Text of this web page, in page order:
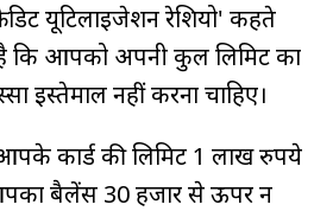
यूटिलाइजेशन रेशियो' कहते
है कि आपको अपनी कुल लिमिट का
इस्तेमाल नहीं करना चाहिए।
कार्ड की लिमिट 1 लाख रुपये
बैलेंस 30 हजार से ऊपर न